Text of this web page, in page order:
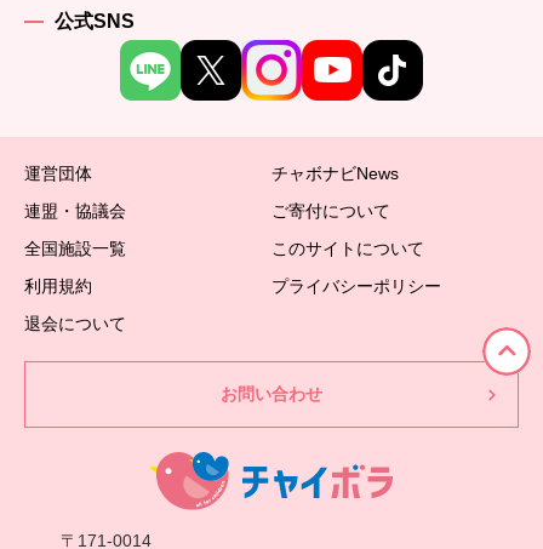
公式SNS
運営団体
チャボナビNews
連盟・協議会
ご寄付について
全国施設一覧
このサイトについて
利用規約
プライバシーポリシー
退会について
お問い合わせ
〒171-0014